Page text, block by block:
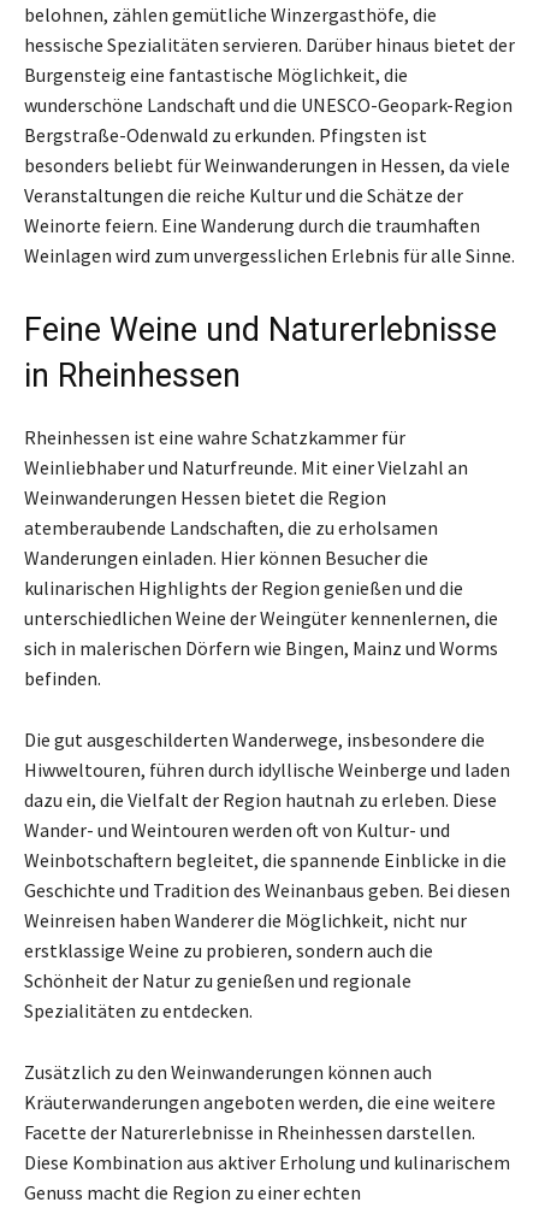
belohnen, zählen gemütliche Winzergasthöfe, die
hessische Spezialitäten servieren. Darüber hinaus bietet der
Burgensteig eine fantastische Möglichkeit, die
wunderschöne Landschaft und die UNESCO-Geopark-Region
Bergstraße-Odenwald zu erkunden. Pfingsten ist
besonders beliebt für Weinwanderungen in Hessen, da viele
Veranstaltungen die reiche Kultur und die Schätze der
Weinorte feiern. Eine Wanderung durch die traumhaften
Weinlagen wird zum unvergesslichen Erlebnis für alle Sinne.
Feine Weine und Naturerlebnisse
in Rheinhessen
Rheinhessen ist eine wahre Schatzkammer für
Weinliebhaber und Naturfreunde. Mit einer Vielzahl an
Weinwanderungen Hessen bietet die Region
atemberaubende Landschaften, die zu erholsamen
Wanderungen einladen. Hier können Besucher die
kulinarischen Highlights der Region genießen und die
unterschiedlichen Weine der Weingüter kennenlernen, die
sich in malerischen Dörfern wie Bingen, Mainz und Worms
befinden.
Die gut ausgeschilderten Wanderwege, insbesondere die
Hiwweltouren, führen durch idyllische Weinberge und laden
dazu ein, die Vielfalt der Region hautnah zu erleben. Diese
Wander- und Weintouren werden oft von Kultur- und
Weinbotschaftern begleitet, die spannende Einblicke in die
Geschichte und Tradition des Weinanbaus geben. Bei diesen
Weinreisen haben Wanderer die Möglichkeit, nicht nur
erstklassige Weine zu probieren, sondern auch die
Schönheit der Natur zu genießen und regionale
Spezialitäten zu entdecken.
Zusätzlich zu den Weinwanderungen können auch
Kräuterwanderungen angeboten werden, die eine weitere
Facette der Naturerlebnisse in Rheinhessen darstellen.
Diese Kombination aus aktiver Erholung und kulinarischem
Genuss macht die Region zu einer echten